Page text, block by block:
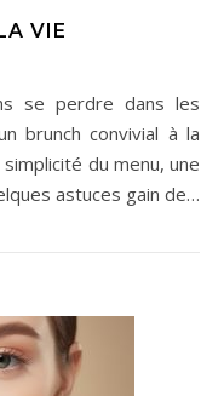
VIE
brunch convivial à la
du menu, une
astuces gain de…